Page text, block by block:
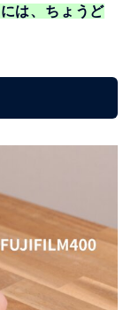
は、ちょうど